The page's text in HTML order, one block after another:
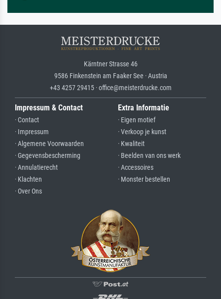
Kärntner Strasse 46
9586 Finkenstein am Faaker See · Austria
+43 4257 29415 · office@meisterdrucke.com
Impressum & Contact
· Contact
· Impressum
· Algemene Voorwaarden
· Gegevensbescherming
· Annulatierecht
· Klachten
· Over Ons
Extra Informatie
· Eigen motief
· Verkoop je kunst
· Kwaliteit
· Beelden van ons werk
· Accessoires
· Monster bestellen